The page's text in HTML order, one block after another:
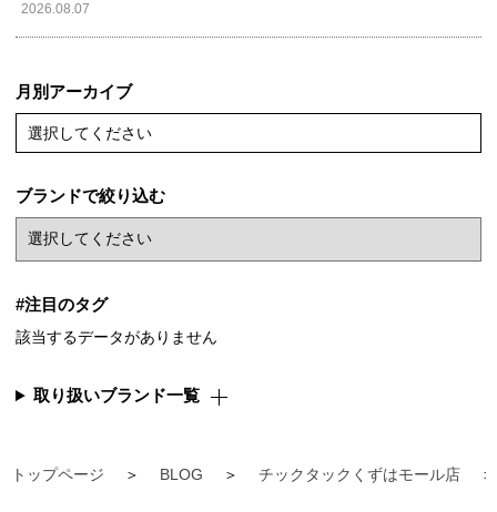
トップページ BLOG チックタックくずはモール店
2026.08.07
月別アーカイブ
選択してください
ブランドで絞り込む
#注目のタグ
該当するデータがありません
取り扱いブランド一覧